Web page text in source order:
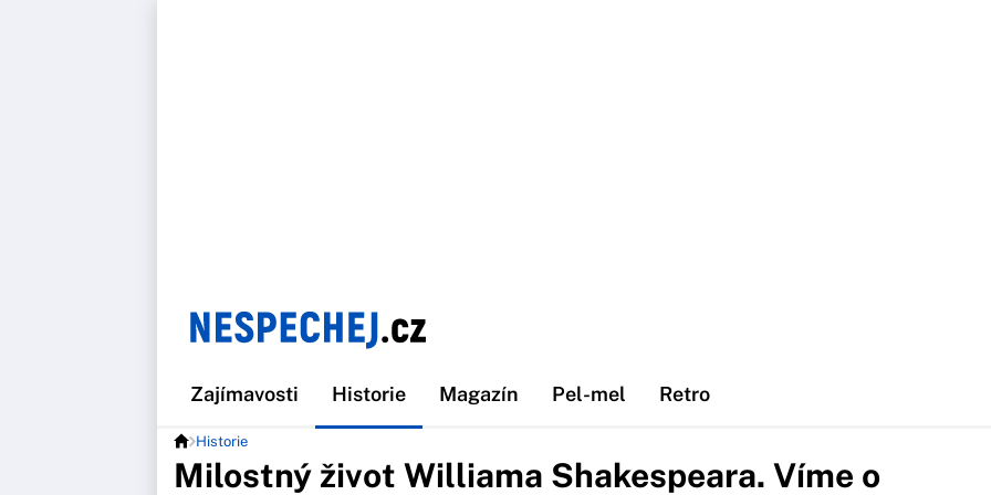
Zajímavosti Historie Magazín Pel-mel Retro
Historie
Milostný život Williama Shakespeara. Víme o